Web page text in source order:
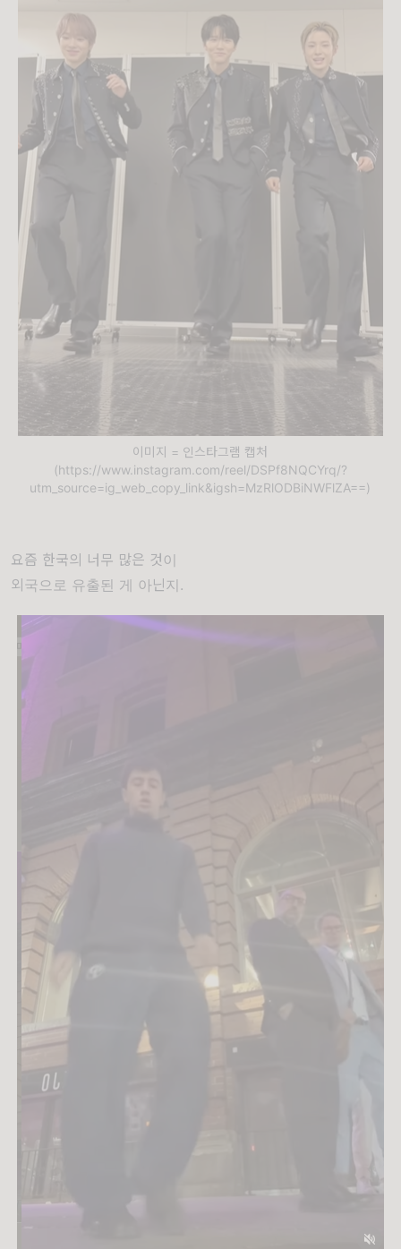
이미지 = 인스타그램 캡처
(https://www.instagram.com/reel/DSPf8NQCYrq/?
utm_source=ig_web_copy_link&igsh=MzRlODBiNWFlZA==)
요즘 한국의 너무 많은 것이
외국으로 유출된 게 아닌지.